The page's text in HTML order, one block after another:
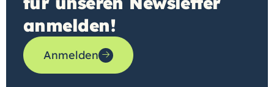
anmelden!
Anmelden